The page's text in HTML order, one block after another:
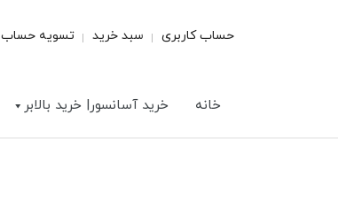
حساب کاربری سبد خرید تسویه حساب
خانه خرید آسانسور| خرید بالابر